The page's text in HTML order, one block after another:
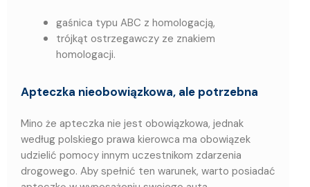
gaśnica typu ABC z homologacją,
trójkąt ostrzegawczy ze znakiem
homologacji.
Apteczka nieobowiązkowa, ale potrzebna
Mino że apteczka nie jest obowiązkowa, jednak
według polskiego prawa kierowca ma obowiązek
udzielić pomocy innym uczestnikom zdarzenia
drogowego. Aby spełnić ten warunek, warto posiadać